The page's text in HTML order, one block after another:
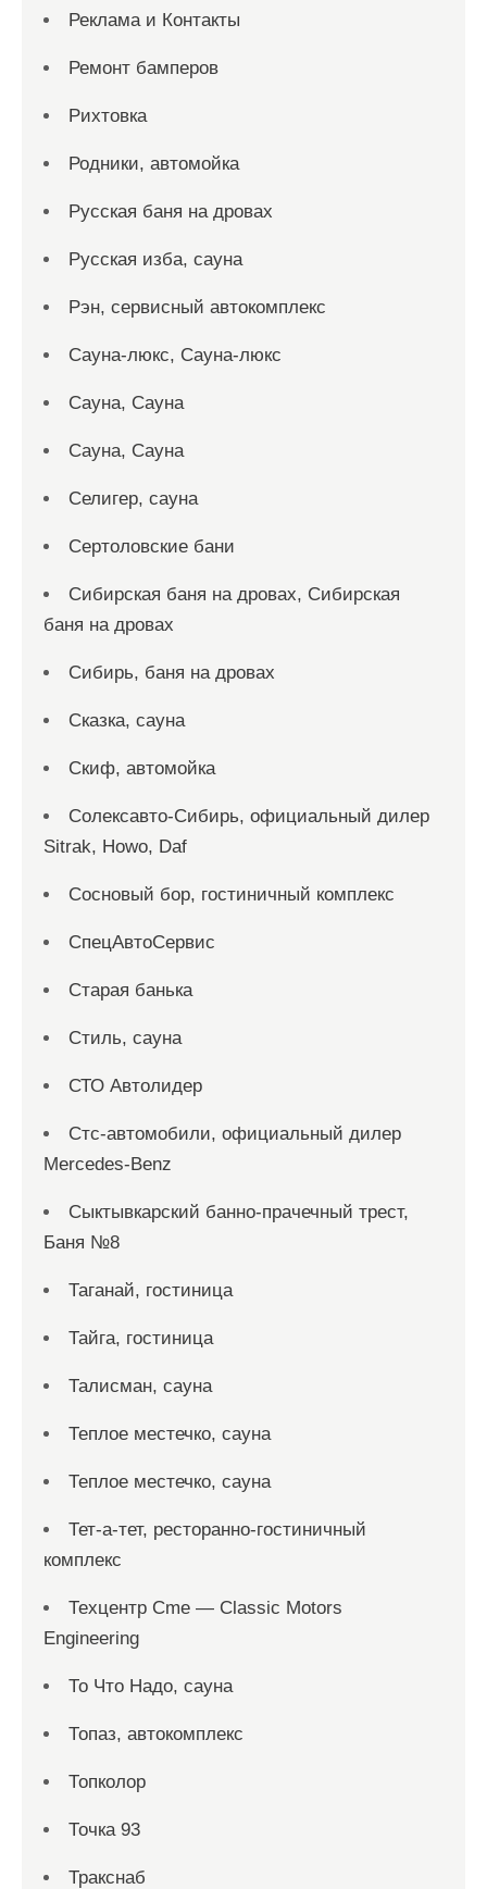
Реклама и Контакты
Ремонт бамперов
Рихтовка
Родники, автомойка
Русская баня на дровах
Русская изба, сауна
Рэн, сервисный автокомплекс
Сауна-люкс, Сауна-люкс
Сауна, Сауна
Сауна, Сауна
Селигер, сауна
Сертоловские бани
Сибирская баня на дровах, Сибирская
баня на дровах
Сибирь, баня на дровах
Сказка, сауна
Скиф, автомойка
Солексавто-Сибирь, официальный дилер
Sitrak, Howo, Daf
Сосновый бор, гостиничный комплекс
СпецАвтоСервис
Старая банька
Стиль, сауна
СТО Автолидер
Стс-автомобили, официальный дилер
Mercedes-Benz
Сыктывкарский банно-прачечный трест,
Баня №8
Таганай, гостиница
Тайга, гостиница
Талисман, сауна
Теплое местечко, сауна
Теплое местечко, сауна
Тет-а-тет, ресторанно-гостиничный
комплекс
Техцентр Cme — Classic Motors
Engineering
То Что Надо, сауна
Топаз, автокомплекс
Топколор
Точка 93
Тракснаб